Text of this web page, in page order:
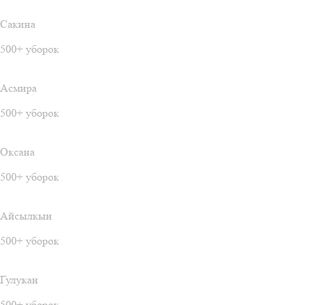
Сакина
500+ уборок
Асмира
500+ уборок
Оксана
500+ уборок
Айсылкын
500+ уборок
Гулукан